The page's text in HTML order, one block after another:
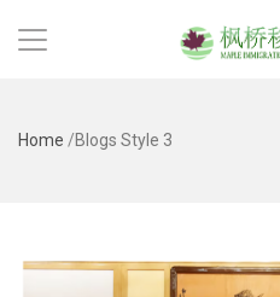
Home /Blogs Style 3